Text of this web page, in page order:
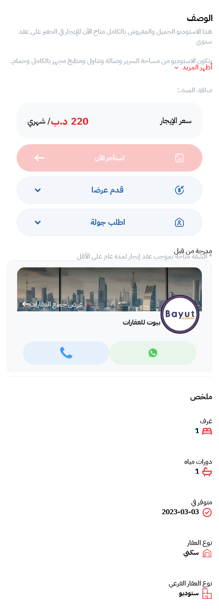
سعر الإيجار 220 د.ب/ شهري
استأجر الآن
قدم عرضا
اطلب جولة
مدرجة من قبل
عرض جميع العقارات
بيوت للعقارات
الوصف
هذا الاستوديو الجميل والمفروش بالكامل متاح الآن للإيجار في الجفير على عقد
سنوي
يتكون الاستوديو من مساحة السرير وصالة وتناول ومطبخ مجهز بالكامل وحمام.
مرافق المبنى:
- صالة للألعاب الرياضية
- غرفة الألعاب
- مجمع الجفير
* الشقة متاحة بموجب عقد إيجار لمدة عام على الأقل
* يشمل الإيجار رسوم الكهرباء بسقف شهري
أظهر المزيد
ملخص
غرف
1
دورات مياه
1
متوفر في
2023-03-03
نوع العقار
سكني
نوع العقار الفرعي
ستوديو